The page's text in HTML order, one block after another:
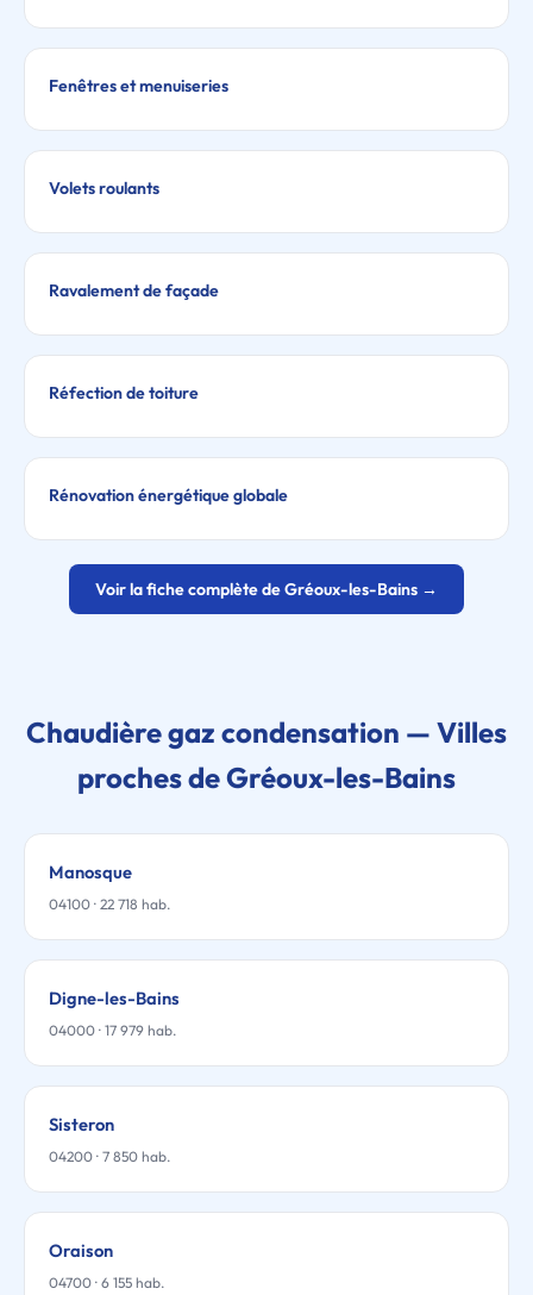
Fenêtres et menuiseries
Volets roulants
Ravalement de façade
Réfection de toiture
Rénovation énergétique globale
Voir la fiche complète de Gréoux-les-Bains →
Chaudière gaz condensation — Villes
proches de Gréoux-les-Bains
Manosque
04100 · 22 718 hab.
Digne-les-Bains
04000 · 17 979 hab.
Sisteron
04200 · 7 850 hab.
Oraison
04700 · 6 155 hab.